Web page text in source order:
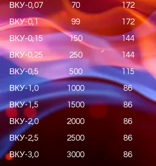
ВКУ-0,07
ВКУ-0,1
ВКУ-0,15
ВКУ-0,25
ВКУ-0,5
ВКУ-1,0
ВКУ-1,5
ВКУ-2,0
ВКУ-2,5
ВКУ-3,0
70
99
150
250
500
1000
1500
2000
2500
3000
172
172
144
144
115
86
86
86
86
86